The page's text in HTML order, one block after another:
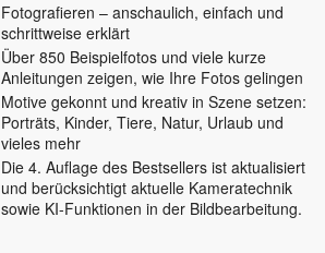
Fotografieren – anschaulich, einfach und
schrittweise erklärt
Über 850 Beispielfotos und viele kurze
Anleitungen zeigen, wie Ihre Fotos gelingen
Motive gekonnt und kreativ in Szene setzen:
Porträts, Kinder, Tiere, Natur, Urlaub und
vieles mehr
Die 4. Auflage des Bestsellers ist aktualisiert
und berücksichtigt aktuelle Kameratechnik
sowie KI-Funktionen in der Bildbearbeitung.